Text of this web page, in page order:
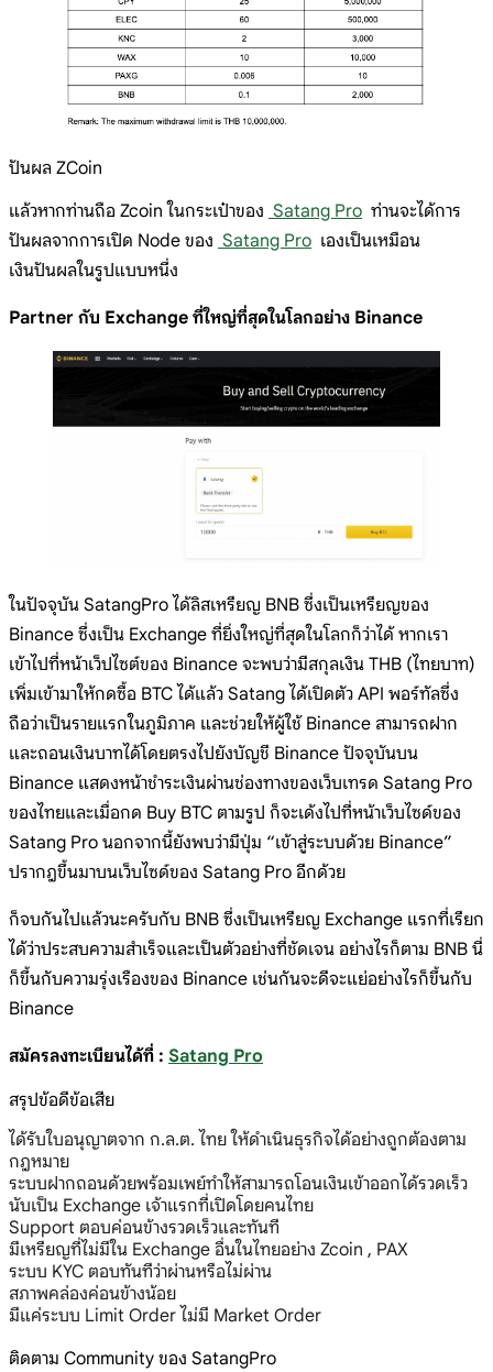
ปันผล ZCoin
แล้วหากท่านถือ Zcoin ในกระเป๋าของ Satang Pro ท่านจะได้การ
ปันผลจากการเปิด Node ของ Satang Pro เองเป็นเหมือน
เงินปันผลในรูปแบบหนึ่ง
Partner กับ Exchange ที่ใหญ่ที่สุดในโลกอย่าง Binance
ในปัจจุบัน SatangPro ได้ลิสเหรียญ BNB ซึ่งเป็นเหรียญของ
Binance ซึ่งเป็น Exchange ที่ยิ่งใหญ่ที่สุดในโลกก็ว่าได้ หากเรา
เข้าไปที่หน้าเว็ปไซต์ของ Binance จะพบว่ามีสกุลเงิน THB (ไทยบาท)
เพิ่มเข้ามาให้กดซื้อ BTC ได้แล้ว Satang ได้เปิดตัว API พอร์ทัลซึ่ง
ถือว่าเป็นรายแรกในภูมิภาค และช่วยให้ผู้ใช้ Binance สามารถฝาก
และถอนเงินบาทได้โดยตรงไปยังบัญชี Binance ปัจจุบันบน
Binance แสดงหน้าชำระเงินผ่านช่องทางของเว็บเทรด Satang Pro
ของไทยและเมื่อกด Buy BTC ตามรูป ก็จะเด้งไปที่หน้าเว็บไซด์ของ
Satang Pro นอกจากนี้ยังพบว่ามีปุ่ม “เข้าสู่ระบบด้วย Binance”
ปรากฎขึ้นมาบนเว็บไซด์ของ Satang Pro อีกด้วย
ก็จบกันไปแล้วนะครับกับ BNB ซึ่งเป็นเหรียญ Exchange แรกที่เรียก
ได้ว่าประสบความสำเร็จและเป็นตัวอย่างที่ชัดเจน อย่างไรก็ตาม BNB นี่
ก็ขึ้นกับความรุ่งเรืองของ Binance เช่นกันจะดีจะแย่อย่างไรก็ขึ้นกับ
Binance
สมัครลงทะเบียนได้ที่ : Satang Pro
สรุปข้อดีข้อเสีย
ได้รับใบอนุญาตจาก ก.ล.ต. ไทย ให้ดำเนินธุรกิจได้อย่างถูกต้องตาม
กฎหมาย
ระบบฝากถอนด้วยพร้อมเพย์ทำให้สามารถโอนเงินเข้าออกได้รวดเร็ว
นับเป็น Exchange เจ้าแรกที่เปิดโดยคนไทย
Support ตอบค่อนข้างรวดเร็วและทันที
มีเหรียญที่ไม่มีใน Exchange อื่นในไทยอย่าง Zcoin , PAX
ระบบ KYC ตอบทันทีว่าผ่านหรือไม่ผ่าน
สภาพคล่องค่อนข้างน้อย
มีแค่ระบบ Limit Order ไม่มี Market Order
ติดตาม Community ของ SatangPro